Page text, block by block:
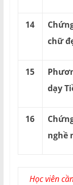
14
chữ
15
dạy
16
nghề
Học viên